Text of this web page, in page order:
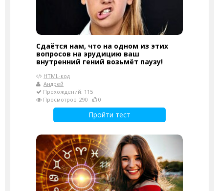
Сдаётся нам, что на одном из этих
вопросов на эрудицию ваш
внутренний гений возьмёт паузу!
HTML-код
Андрей
Прохождений: 115
Просмотров: 290
0
Пройти тест